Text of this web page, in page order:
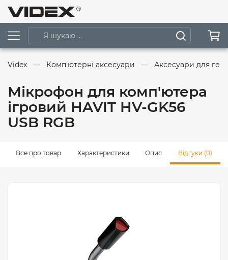
Videx Комп'ютерні аксесуари Аксесуари для
Мікрофон для комп'ютера
ігровий HAVIT HV-GK56
USB RGB
Все про товар Характеристики Опис Відгуки (0)